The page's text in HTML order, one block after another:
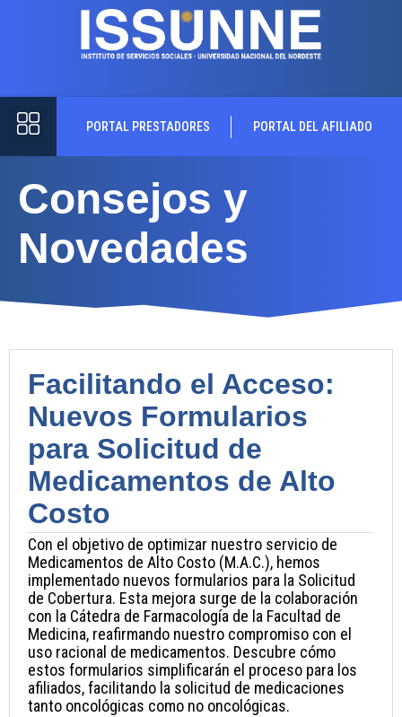
PORTAL PRESTADORES PORTAL DEL AFILIADO
Consejos y
Novedades
Facilitando el Acceso:
Nuevos Formularios
para Solicitud de
Medicamentos de Alto
Costo
Con el objetivo de optimizar nuestro servicio de
Medicamentos de Alto Costo (M.A.C.), hemos
implementado nuevos formularios para la Solicitud
de Cobertura. Esta mejora surge de la colaboración
con la Cátedra de Farmacología de la Facultad de
Medicina, reafirmando nuestro compromiso con el
uso racional de medicamentos. Descubre cómo
estos formularios simplificarán el proceso para los
afiliados, facilitando la solicitud de medicaciones
tanto oncológicas como no oncológicas.